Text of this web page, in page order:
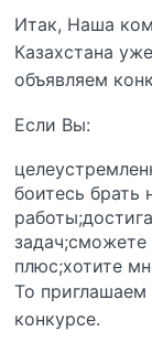
Итак, Наша
Казахстана
объявляем
Если Вы:
боитесь брать
плюс;хотите
То приглашаем
конкурсе.